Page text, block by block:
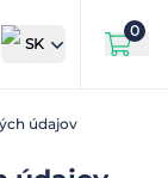
SK
0
údajov